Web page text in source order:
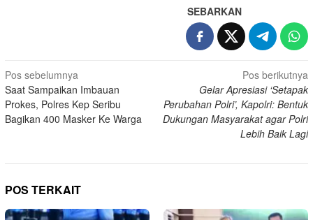
SEBARKAN
Navigasi
pos
Pos sebelumnya
Saat Sampaikan Imbauan
Prokes, Polres Kep Seribu
Bagikan 400 Masker Ke Warga
Pos berikutnya
Gelar Apresiasi ‘Setapak
Perubahan Polri’, Kapolri: Bentuk
Dukungan Masyarakat agar Polri
Lebih Baik Lagi
POS TERKAIT